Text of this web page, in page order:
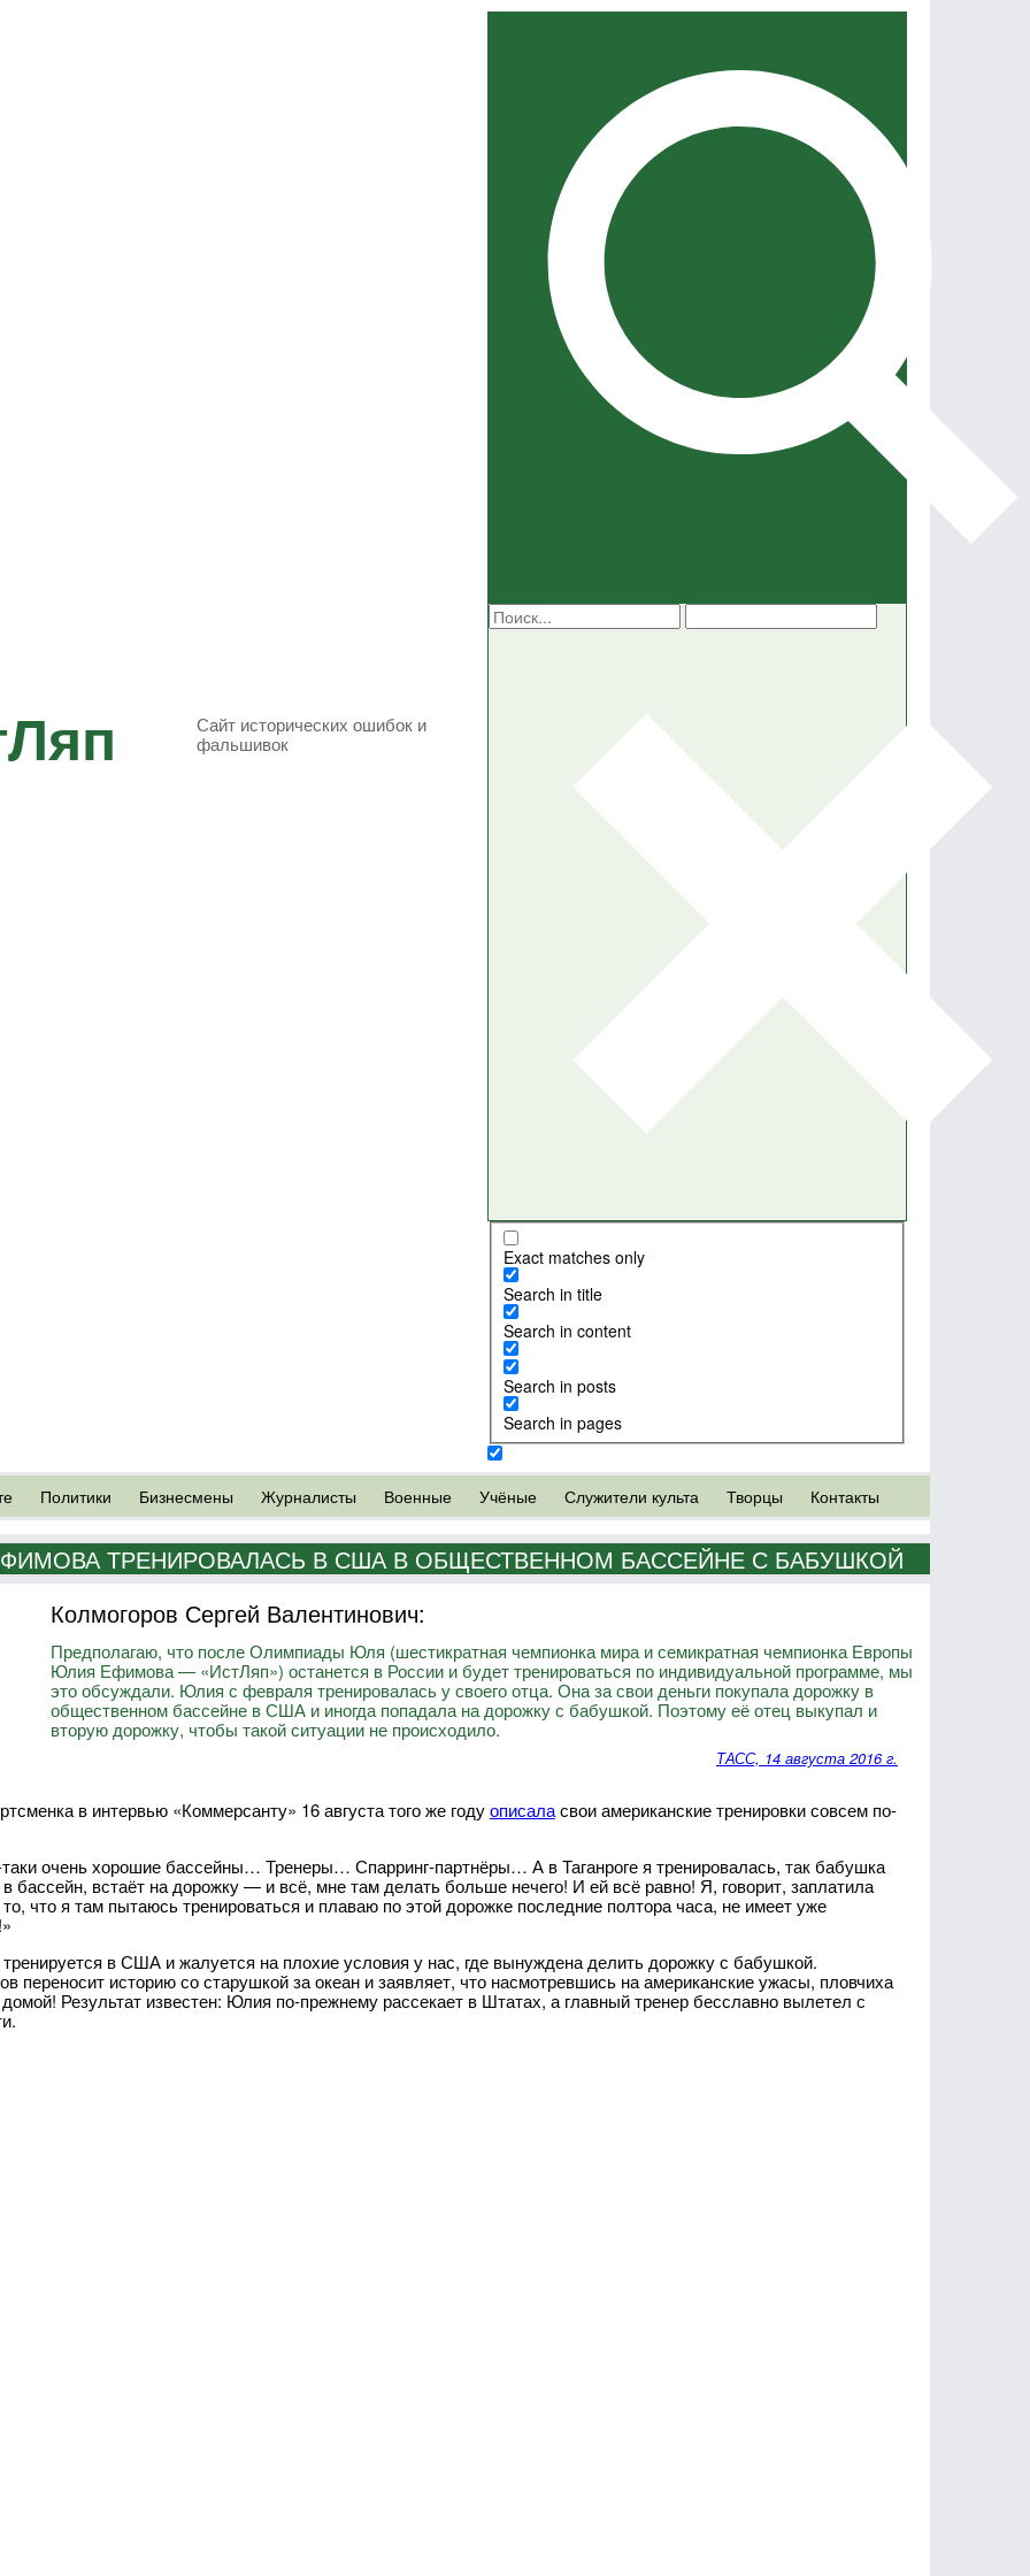
Сайт исторических ошибок и
фальшивок
Exact matches only
Search in title
Search in content
Search in posts
Search in pages
Политики Бизнесмены Журналисты Военные Учёные Служители культа Творцы Контакты
ТРЕНИРОВАЛАСЬ В США В ОБЩЕСТВЕННОМ БАССЕЙНЕ С БАБУШКОЙ
Колмогоров Сергей Валентинович:
Предполагаю, что после Олимпиады Юля (шестикратная чемпионка мира и семикратная чемпионка Европы
Юлия Ефимова — «ИстЛяп») останется в России и будет тренироваться по индивидуальной программе, мы
это обсуждали. Юлия с февраля тренировалась у своего отца. Она за свои деньги покупала дорожку в
общественном бассейне в США и иногда попадала на дорожку с бабушкой. Поэтому её отец выкупал и
вторую дорожку, чтобы такой ситуации не происходило.
ТАСС, 14 августа 2016 г.
в интервью «Коммерсанту» 16 августа того же годуописаласвои американские тренировки совсем по-
очень хорошие бассейны… Тренеры… Спарринг-партнёры… А в Таганроге я тренировалась, так бабушка
бассейн, встаёт на дорожку — и всё, мне там делать больше нечего! И ей всё равно! Я, говорит, заплатила
что я там пытаюсь тренироваться и плаваю по этой дорожке последние полтора часа, не имеет уже
в США и жалуется на плохие условия у нас, где вынуждена делить дорожку с бабушкой.
переносит историю со старушкой за океан и заявляет, что насмотревшись на американские ужасы, пловчиха
Результат известен: Юлия по-прежнему рассекает в Штатах, а главный тренер бесславно вылетел с